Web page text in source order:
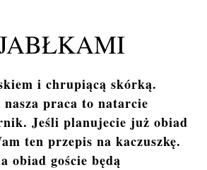
i chrupiącą skórką.
praca to natarcie
Jeśli planujecie już obiad
ten przepis na kaczuszkę.
obiad goście będą